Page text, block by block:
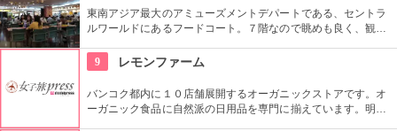
きます。
東南アジア最大のアミューズメントデパートである、セントラ
ルワールドにあるフードコート。７階なので眺めも良く、観光
料理を中心に中華料理やインド料理日本食等々、各種あり。お
値段はタイ料理で40B〜。
9 レモンファーム
バンコク都内に１０店舗展開するオーガニックストアです。オ
ーガニック食品に自然派の日用品を専門に揃えています。明る